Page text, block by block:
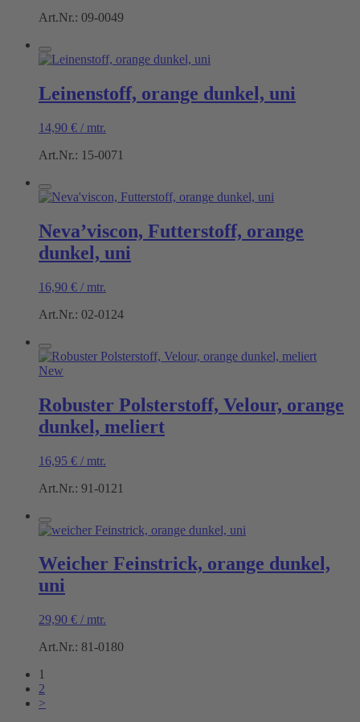
Art.Nr.: 09-0049
Leinenstoff, orange dunkel, uni
14,90 € / mtr.
Art.Nr.: 15-0071
Neva’viscon, Futterstoff, orange
dunkel, uni
16,90 € / mtr.
Art.Nr.: 02-0124
New
Robuster Polsterstoff, Velour, orange
dunkel, meliert
16,95 € / mtr.
Art.Nr.: 91-0121
Weicher Feinstrick, orange dunkel,
uni
29,90 € / mtr.
Art.Nr.: 81-0180
1
2
>